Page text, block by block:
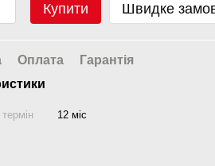
Купити Швидке
Оплата
Гарантія
12 міс